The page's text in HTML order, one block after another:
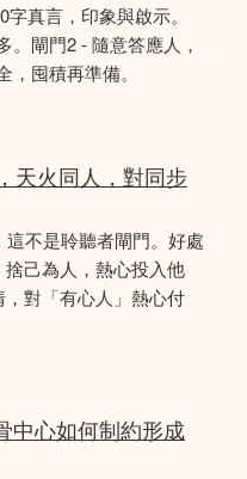
真言，印象與啟示。
。閘門2 - 隨意答應人，
囤積再準備。
天火同人，對同步
不是聆聽者閘門。好處
己為人，熱心投入他
對「有心人」熱心付
中心如何制約形成